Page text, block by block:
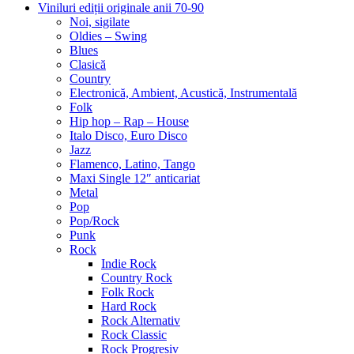
Viniluri ediții originale anii 70-90
Noi, sigilate
Oldies – Swing
Blues
Clasică
Country
Electronică, Ambient, Acustică, Instrumentală
Folk
Hip hop – Rap – House
Italo Disco, Euro Disco
Jazz
Flamenco, Latino, Tango
Maxi Single 12″ anticariat
Metal
Pop
Pop/Rock
Punk
Rock
Indie Rock
Country Rock
Folk Rock
Hard Rock
Rock Alternativ
Rock Classic
Rock Progresiv